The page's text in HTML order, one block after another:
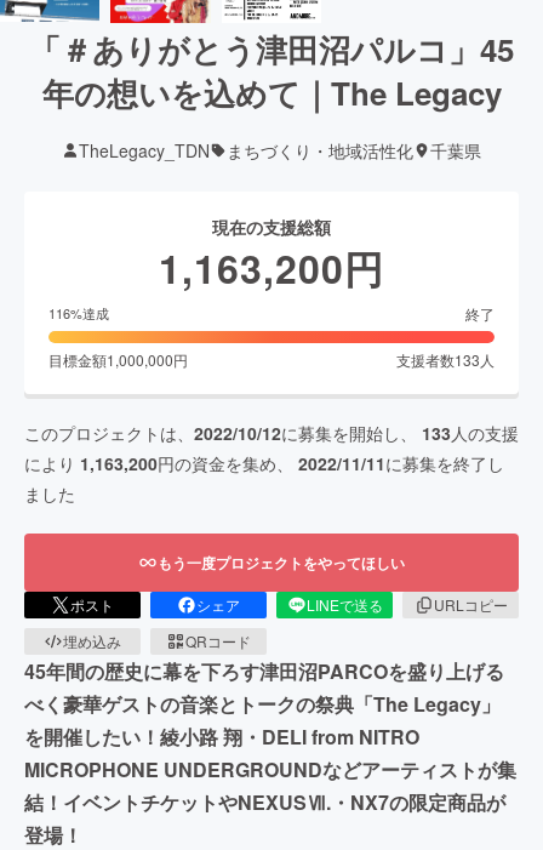
「＃ありがとう津田沼パルコ」45
年の想いを込めて｜The Legacy
TheLegacy_TDN まちづくり・地域活性化 千葉県
現在の支援総額
1,163,200円
116%達成 終了
目標金額1,000,000円 支援者数133 人
このプロジェクトは、 2022/10/12に募集を開始し、 133 人の支援
により 1,163,200円の資金を集め、 2022/11/11に募集を終了し
ました
もう一度プロジェクトをやってほしい
ポスト シェア LINEで送る
URLコピー
埋め込み
QRコード
45年間の歴史に幕を下ろす津田沼PARCOを盛り上げる
べく豪華ゲストの音楽とトークの祭典「The Legacy」
を開催したい！綾小路 翔・DELI from NITRO
MICROPHONE UNDERGROUNDなどアーティストが集
結！イベントチケットやNEXUSⅦ.・NX7の限定商品が
登場！